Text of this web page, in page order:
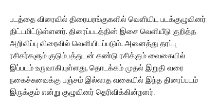
படத்தை விரைவில் திரையரங்குகளில் வெளியிட படக்குழுவினர்
திட்டமிட்டுள்ளனர். திரைப்படத்தின் இசை வெளியீடு குறித்த
அறிவிப்பு விரைவில் வெளியிடப்படும். அனைத்து தரப்பு
ரசிகர்களும் குடும்பத்துடன் கண்டு ரசிக்கும் வைகையில்
இப்படம் உருவாகியுள்ளது, தொடக்கம் முதல் இறுதி வரை
நகைச்சுவைக்கு பஞ்சம் இல்லாத வகையில் இந்த திரைப்படம்
இருக்கும் என்று குழுவினர் தெரிவிக்கின்றனர்.